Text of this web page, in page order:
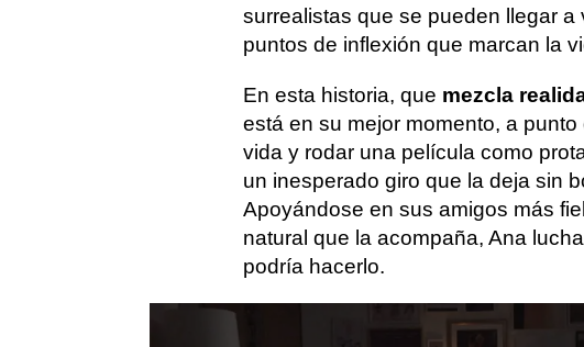
surrealistas que se pueden llegar
puntos de inflexión que marcan la
En esta historia, que mezcla
está en su mejor momento, a
vida y rodar una película como
un inesperado giro que la deja sin
Apoyándose en sus amigos más
natural que la acompaña, Ana
podría hacerlo.